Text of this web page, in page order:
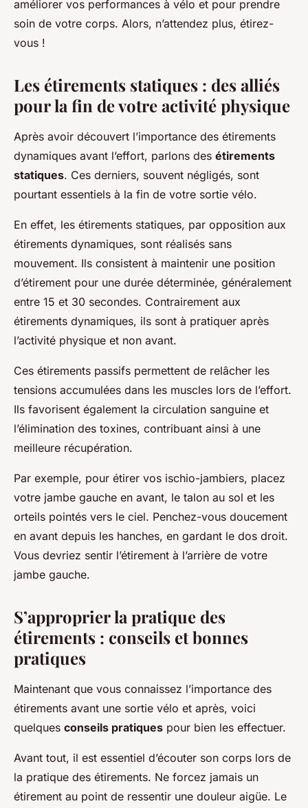
améliorer vos performances à vélo et pour prendre
soin de votre corps. Alors, n’attendez plus, étirez-
vous !
Les étirements statiques : des alliés
pour la fin de votre activité physique
Après avoir découvert l’importance des étirements
dynamiques avant l’effort, parlons des étirements
statiques. Ces derniers, souvent négligés, sont
pourtant essentiels à la fin de votre sortie vélo.
En effet, les étirements statiques, par opposition aux
étirements dynamiques, sont réalisés sans
mouvement. Ils consistent à maintenir une position
d’étirement pour une durée déterminée, généralement
entre 15 et 30 secondes. Contrairement aux
étirements dynamiques, ils sont à pratiquer après
l’activité physique et non avant.
Ces étirements passifs permettent de relâcher les
tensions accumulées dans les muscles lors de l’effort.
Ils favorisent également la circulation sanguine et
l’élimination des toxines, contribuant ainsi à une
meilleure récupération.
Par exemple, pour étirer vos ischio-jambiers, placez
votre jambe gauche en avant, le talon au sol et les
orteils pointés vers le ciel. Penchez-vous doucement
en avant depuis les hanches, en gardant le dos droit.
Vous devriez sentir l’étirement à l’arrière de votre
jambe gauche.
S’approprier la pratique des
étirements : conseils et bonnes
pratiques
Maintenant que vous connaissez l’importance des
étirements avant une sortie vélo et après, voici
quelques conseils pratiques pour bien les effectuer.
Avant tout, il est essentiel d’écouter son corps lors de
la pratique des étirements. Ne forcez jamais un
étirement au point de ressentir une douleur aigüe. Le